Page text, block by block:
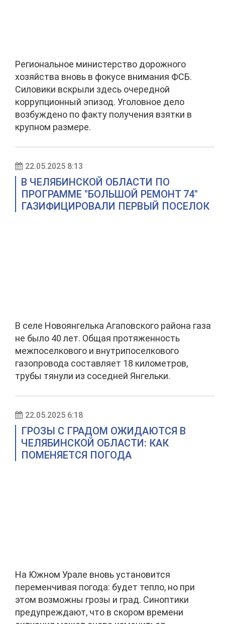
Региональное министерство дорожного
хозяйства вновь в фокусе внимания ФСБ.
Силовики вскрыли здесь очередной
коррупционный эпизод. Уголовное дело
возбуждено по факту получения взятки в
крупном размере.
22.05.2025 8:13
В ЧЕЛЯБИНСКОЙ ОБЛАСТИ ПО
ПРОГРАММЕ "БОЛЬШОЙ РЕМОНТ 74"
ГАЗИФИЦИРОВАЛИ ПЕРВЫЙ ПОСЕЛОК
В селе Новоянгелька Агаповского района газа
не было 40 лет. Общая протяженность
межпоселкового и внутрипоселкового
газопровода составляет 18 километров,
трубы тянули из соседней Янгельки.
22.05.2025 6:18
ГРОЗЫ С ГРАДОМ ОЖИДАЮТСЯ В
ЧЕЛЯБИНСКОЙ ОБЛАСТИ: КАК
ПОМЕНЯЕТСЯ ПОГОДА
На Южном Урале вновь установится
переменчивая погода: будет тепло, но при
этом возможны грозы и град. Синоптики
предупреждают, что в скором времени